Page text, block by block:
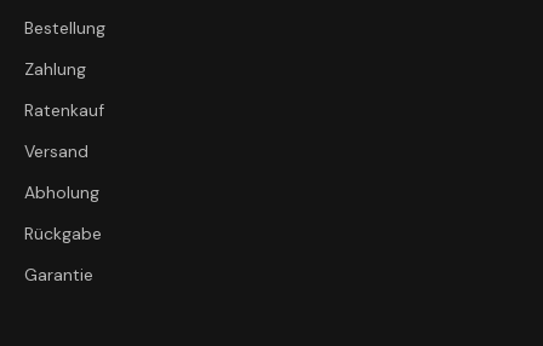
Bestellung
Zahlung
Ratenkauf
Versand
Abholung
Rückgabe
Garantie